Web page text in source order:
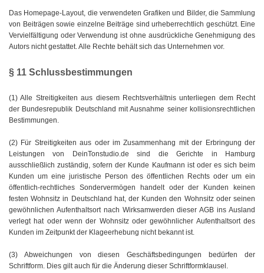
Das Homepage-Layout, die verwendeten Grafiken und Bilder, die Sammlung
von Beiträgen sowie einzelne Beiträge sind urheberrechtlich geschützt. Eine
Vervielfältigung oder Verwendung ist ohne ausdrückliche Genehmigung des
Autors nicht gestattet. Alle Rechte behält sich das Unternehmen vor.
§ 11 Schlussbestimmungen
(1) Alle Streitigkeiten aus diesem Rechtsverhältnis unterliegen dem Recht
der Bundesrepublik Deutschland mit Ausnahme seiner kollisionsrechtlichen
Bestimmungen.
(2) Für Streitigkeiten aus oder im Zusammenhang mit der Erbringung der
Leistungen von DeinTonstudio.de sind die Gerichte in Hamburg
ausschließlich zuständig, sofern der Kunde Kaufmann ist oder es sich beim
Kunden um eine juristische Person des öffentlichen Rechts oder um ein
öffentlich-rechtliches Sondervermögen handelt oder der Kunden keinen
festen Wohnsitz in Deutschland hat, der Kunden den Wohnsitz oder seinen
gewöhnlichen Aufenthaltsort nach Wirksamwerden dieser AGB ins Ausland
verlegt hat oder wenn der Wohnsitz oder gewöhnlicher Aufenthaltsort des
Kunden im Zeitpunkt der Klageerhebung nicht bekannt ist.
(3) Abweichungen von diesen Geschäftsbedingungen bedürfen der
Schriftform. Dies gilt auch für die Änderung dieser Schriftformklausel.